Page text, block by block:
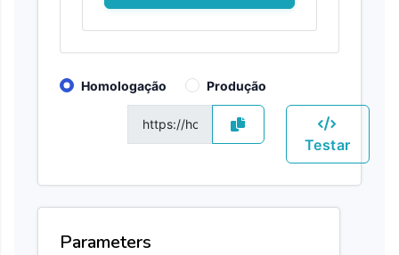
Homologação Produção
Testar
Parameters